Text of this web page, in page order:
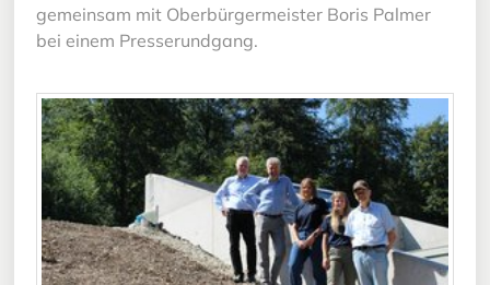
gemeinsam mit Oberbürgermeister Boris Palmer
bei einem Presserundgang.